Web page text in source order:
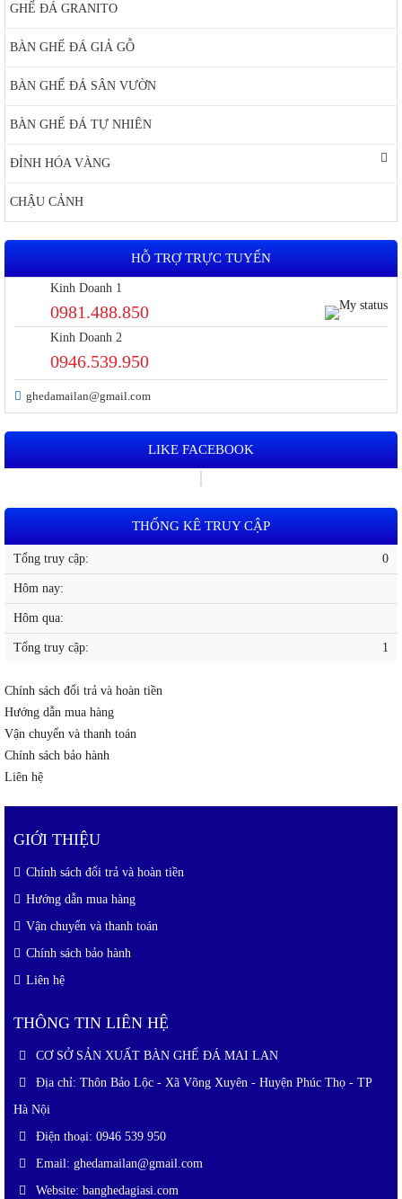
GHẾ ĐÁ GRANITO
BÀN GHẾ ĐÁ GIẢ GỖ
BÀN GHẾ ĐÁ SÂN VƯỜN
BÀN GHẾ ĐÁ TỰ NHIÊN
ĐỈNH HÓA VÀNG
CHẬU CẢNH
HỖ TRỢ TRỰC TUYẾN
Kinh Doanh 1
0981.488.850
Kinh Doanh 2
0946.539.950
ghedamailan@gmail.com
LIKE FACEBOOK
THỐNG KÊ TRUY CẬP
0
Tổng truy cập:
Hôm nay:
Hôm qua:
1
Tổng truy cập:
Chính sách đổi trả và hoàn tiền
Hướng dẫn mua hàng
Vận chuyển và thanh toán
Chính sách bảo hành
Liên hệ
GIỚI THIỆU
Chính sách đổi trả và hoàn tiền
Hướng dẫn mua hàng
Vận chuyển và thanh toán
Chính sách bảo hành
Liên hệ
THÔNG TIN LIÊN HỆ
CƠ SỞ SẢN XUẤT BÀN GHẾ ĐÁ MAI LAN
Địa chỉ: Thôn Bảo Lộc - Xã Võng Xuyên - Huyện Phúc Thọ - TP
Hà Nội
Điện thoại: 0946 539 950
Email: ghedamailan@gmail.com
Website: banghedagiasi.com